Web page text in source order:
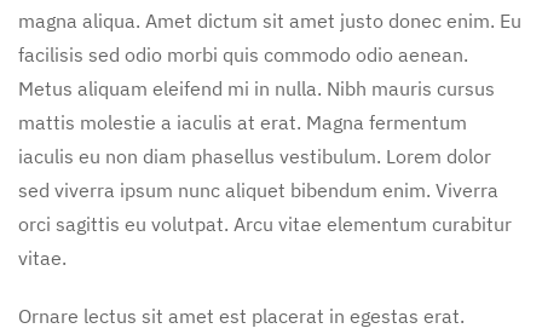
magna aliqua. Amet dictum sit amet justo donec enim. Eu
facilisis sed odio morbi quis commodo odio aenean.
Metus aliquam eleifend mi in nulla. Nibh mauris cursus
mattis molestie a iaculis at erat. Magna fermentum
iaculis eu non diam phasellus vestibulum. Lorem dolor
sed viverra ipsum nunc aliquet bibendum enim. Viverra
orci sagittis eu volutpat. Arcu vitae elementum curabitur
vitae.
Ornare lectus sit amet est placerat in egestas erat.